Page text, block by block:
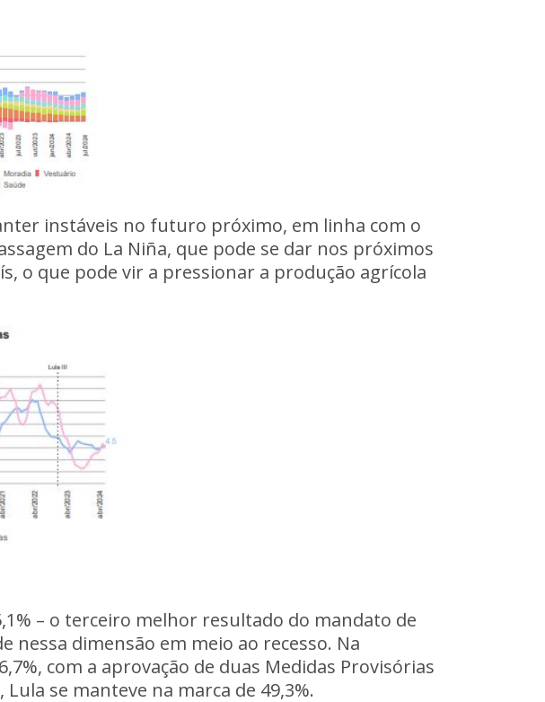
instáveis no futuro próximo, em linha com o
do La Niña, que pode se dar nos próximos
o que pode vir a pressionar a produção agrícola
– o terceiro melhor resultado do mandato de
nessa dimensão em meio ao recesso. Na
com a aprovação de duas Medidas Provisórias
se manteve na marca de 49,3%.